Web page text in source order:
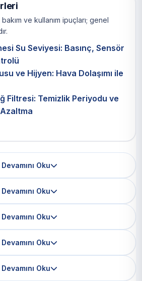
ve kullanım ipuçları; genel
Su Seviyesi: Basınç, Sensör
ve Hijyen: Hava Dolaşımı ile
Filtresi: Temizlik Periyodu ve
Devamını Oku
Devamını Oku
Devamını Oku
Devamını Oku
Devamını Oku